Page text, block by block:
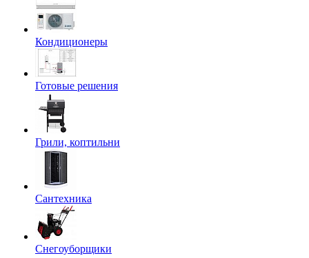
Кондиционеры
Готовые решения
Грили, коптильни
Сантехника
Снегоуборщики